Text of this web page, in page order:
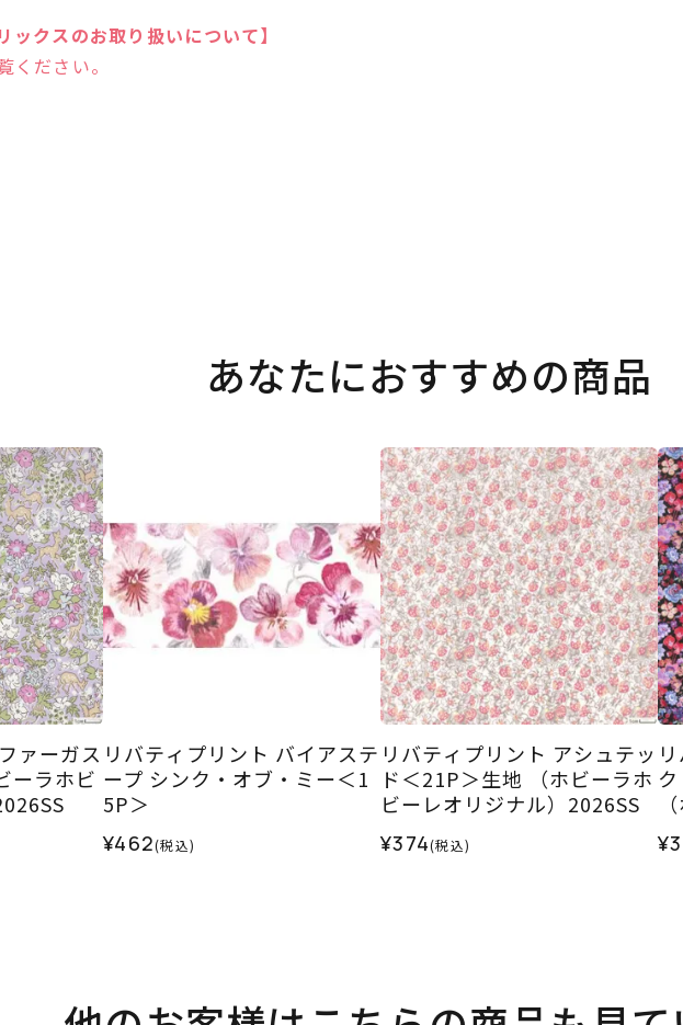
ックスのお取り扱いについて】
ください。
あなたにおすすめの商品
ァーガス
ーラホビ
リバティプリント バイアステ
ープ シンク・オブ・ミー＜1
5P＞
¥462(税込)
リバティプリント アシュテッ
ド＜21P＞生地 （ホビーラホ
ビーレオリジナル）2026SS
¥374(税込)